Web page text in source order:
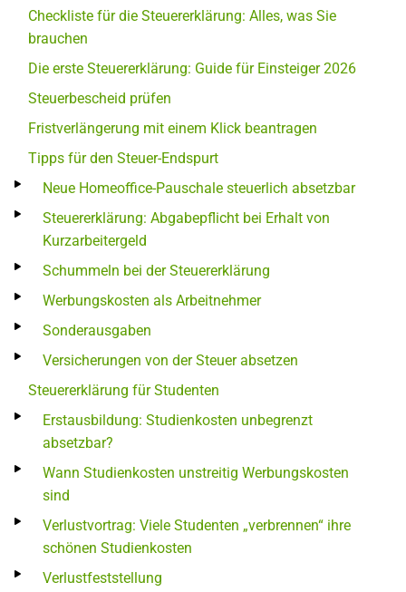
Checkliste für die Steuererklärung: Alles, was Sie
brauchen
Die erste Steuererklärung: Guide für Einsteiger 2026
Steuerbescheid prüfen
Fristverlängerung mit einem Klick beantragen
Tipps für den Steuer-Endspurt
Neue Homeoffice-Pauschale steuerlich absetzbar
Steuererklärung: Abgabepflicht bei Erhalt von
Kurzarbeitergeld
Schummeln bei der Steuererklärung
Werbungskosten als Arbeitnehmer
Sonderausgaben
Versicherungen von der Steuer absetzen
Steuererklärung für Studenten
Erstausbildung: Studienkosten unbegrenzt
absetzbar?
Wann Studienkosten unstreitig Werbungskosten
sind
Verlustvortrag: Viele Studenten „verbrennen“ ihre
schönen Studienkosten
Verlustfeststellung